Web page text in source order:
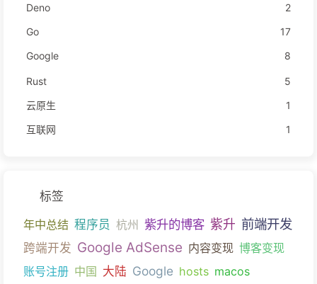
Deno
2
Go
17
Google
8
Rust
5
云原生
1
互联网
1
标签
年中总结 程序员 杭州 紫升的博客 紫升 前端开发
跨端开发 Google AdSense 内容变现 博客变现
账号注册 中国 大陆 Google hosts macos